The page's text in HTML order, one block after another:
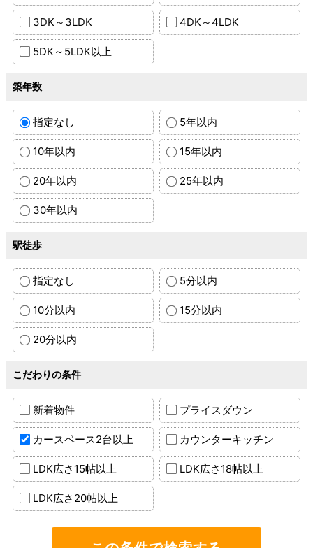
3DK～3LDK 4DK～4LDK
5DK～5LDK以上
築年数
指定なし 5年以内
10年以内 15年以内
20年以内 25年以内
30年以内
駅徒歩
指定なし 5分以内
10分以内 15分以内
20分以内
こだわりの条件
新着物件 プライスダウン
カースペース2台以上 カウンターキッチン
LDK広さ15帖以上 LDK広さ18帖以上
LDK広さ20帖以上